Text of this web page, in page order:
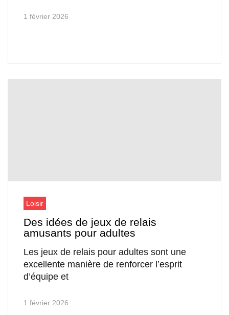
1 février 2026
Loisir
Des idées de jeux de relais
amusants pour adultes
Les jeux de relais pour adultes sont une
excellente manière de renforcer l’esprit
d’équipe et
1 février 2026